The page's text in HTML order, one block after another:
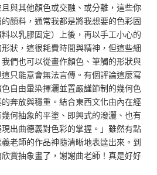
與其他顏色或交融、或分離，這些你
顏料，通常我都是將我想要的色彩固
以乳膠固定）上後，再以手工小心的
狀，這很耗費時間與精神，但這些細
們也可以從畫作顏色、筆觸的形狀與
只能意會無法言傳。有個評論這麼寫
自由暈染揮灑並置嚴謹節制的幾何色
奔放與穩重。結合東西文化由內在經
何抽象的平塗、即興式的潑灑、也有
出曲德義對色彩的掌握。」雖然有點
老師的作品神隨清晰地表達出來。到
賞抽象畫了，謝謝曲老師！真是好好